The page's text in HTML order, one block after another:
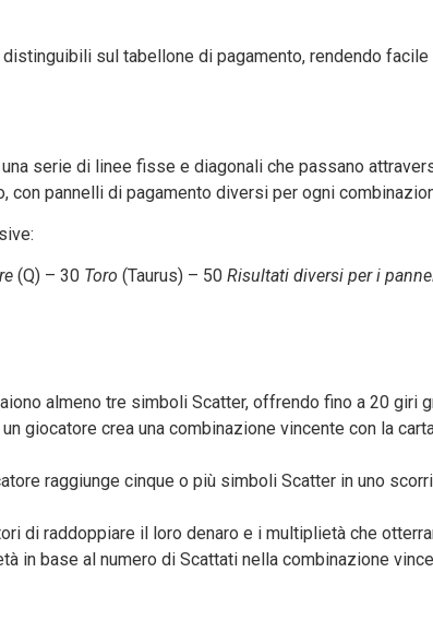
sul tabellone di pagamento, rendendo
serie di linee fisse e diagonali che passano
pannelli di pagamento diversi per ogni
(Q) – 30 Toro (Taurus) – 50 Risultati diversi per i
almeno tre simboli Scatter, offrendo fino a 20 giri
giocatore crea una combinazione vincente con la
raggiunge cinque o più simboli Scatter in uno
di raddoppiare il loro denaro e i multiplietà che
in base al numero di Scattati nella combinazione